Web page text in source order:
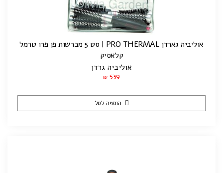
אוליביה גארדן PRO THERMAL | סט 5 מברשות פן פרו טרמל
קלאסיק
אוליביה גרדן
₪ 539
הוספה לסל